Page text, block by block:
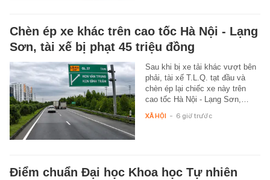
Chèn ép xe khác trên cao tốc Hà Nội - Lạng
Sơn, tài xế bị phạt 45 triệu đồng
Sau khi bị xe tải khác vượt bên
phải, tài xế T.L.Q. tạt đầu và
chèn ép lại chiếc xe này trên
cao tốc Hà Nội - Lạng Sơn,…
XÃ HỘI - 6 giờ trước
Điểm chuẩn Đại học Khoa học Tự nhiên